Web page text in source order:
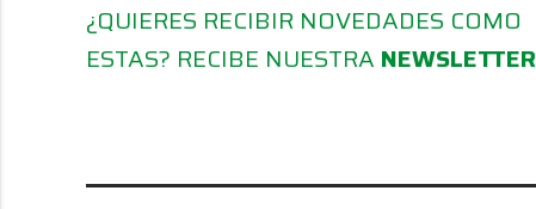
¿QUIERES RECIBIR NOVEDADES COMO
ESTAS? RECIBE NUESTRA NEWSLETTER